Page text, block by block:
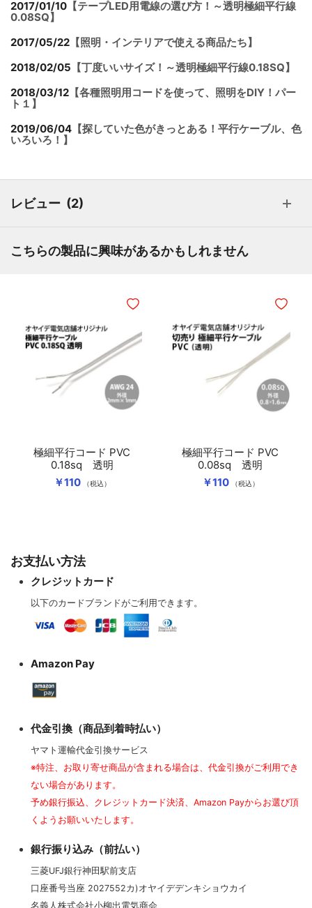
2017/01/10 【テープLED用電線の選び方！～透明極細平行線
0.08SQ】
2017/05/22 【照明・インテリアで使える商品たち】
2018/02/05 【丁度いいサイズ！～透明極細平行線0.18SQ】
2018/03/12 【各種照明用コードを使って、照明をDIY！パー
ト１】
2019/06/04 【探していた色がきっとある！平行ケーブル、色
いろいろ！】
レビュー 2
こちらの製品に興味があるかもしれません
￥110 （税込）
極細平行コード PVC
0.18sq 透明
ほしいものリストに追加
￥110 （税込）
極細平行コード PVC
0.08sq 透明
ほしい
お支払い方法
クレジットカード
以下のカードブランドがご利用できます。
Amazon Pay
代金引換（商品到着時払い）
ヤマト運輸代金引換サービス
※特注、お取り寄せ商品が含まれる場合は、代金引換がご利用でき
ない場合があります。
予め銀行振込、クレジットカード決済、Amazon Payからお選び頂
くようお願いいたします。
銀行振り込み（前払い）
三菱UFJ銀行神田駅前支店
口座番号当座 2027552カ)オヤイデデンキショウカイ
名義人株式会社小柳出電気商会